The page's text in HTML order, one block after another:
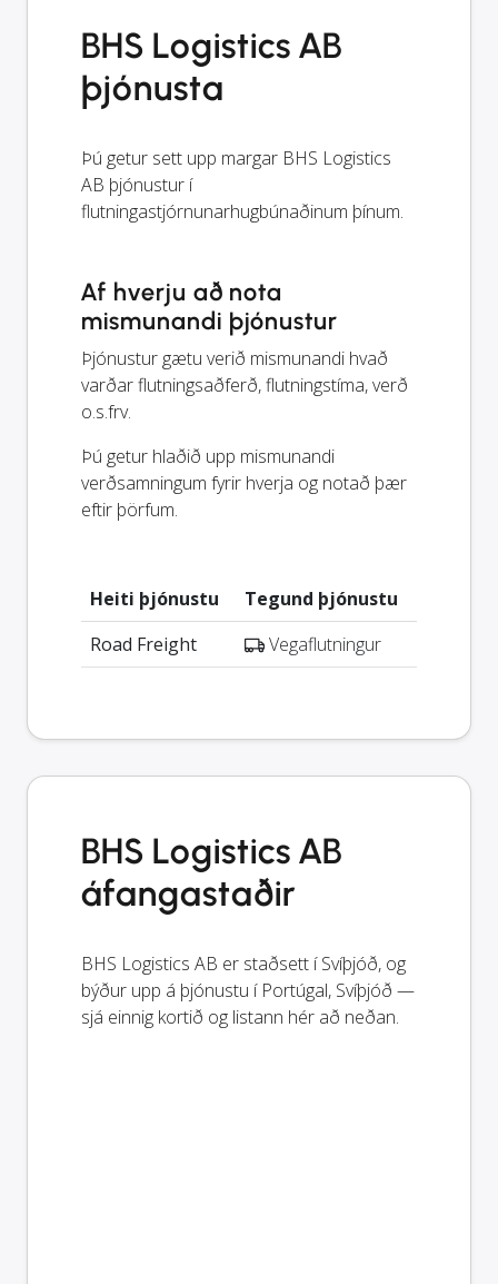
BHS Logistics AB
þjónusta
Þú getur sett upp margar BHS Logistics
AB þjónustur í
flutningastjórnunarhugbúnaðinum þínum.
Af hverju að nota
mismunandi þjónustur
Þjónustur gætu verið mismunandi hvað
varðar flutningsaðferð, flutningstíma, verð
o.s.frv.
Þú getur hlaðið upp mismunandi
verðsamningum fyrir hverja og notað þær
eftir þörfum.
Heiti þjónustu
Tegund þjónustu
Road Freight
Vegaflutningur
BHS Logistics AB
áfangastaðir
BHS Logistics AB er staðsett í Svíþjóð, og
býður upp á þjónustu í Portúgal, Svíþjóð —
sjá einnig kortið og listann hér að neðan.